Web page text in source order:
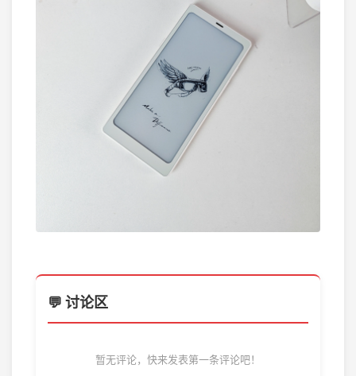
💬 讨论区
暂无评论，快来发表第一条评论吧！